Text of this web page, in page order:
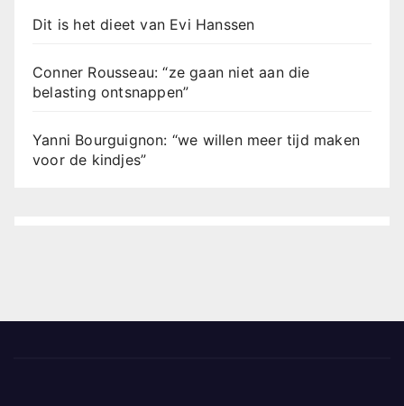
Dit is het dieet van Evi Hanssen
Conner Rousseau: “ze gaan niet aan die
belasting ontsnappen”
Yanni Bourguignon: “we willen meer tijd maken
voor de kindjes”